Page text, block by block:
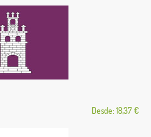
Desde: 18,37 €